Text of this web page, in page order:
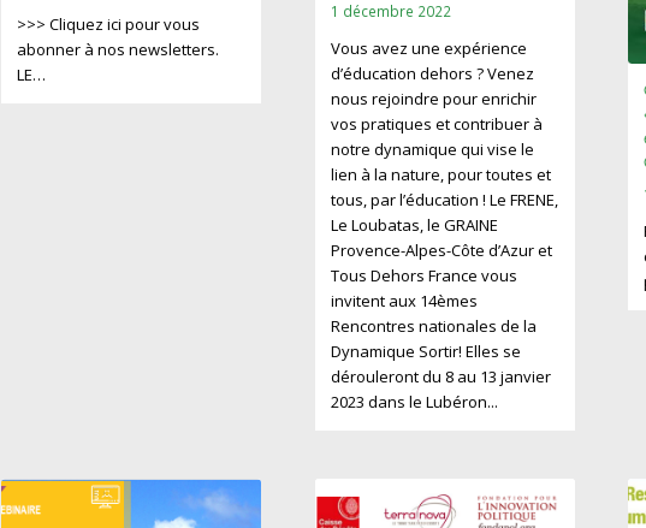
>>> Cliquez ici pour vous
abonner à nos newsletters.
LE…
1 décembre 2022
Vous avez une expérience
d’éducation dehors ? Venez
nous rejoindre pour enrichir
vos pratiques et contribuer à
notre dynamique qui vise le
lien à la nature, pour toutes et
tous, par l’éducation ! Le FRENE,
Le Loubatas, le GRAINE
Provence-Alpes-Côte d’Azur et
Tous Dehors France vous
invitent aux 14èmes
Rencontres nationales de la
Dynamique Sortir! Elles se
dérouleront du 8 au 13 janvier
2023 dans le Lubéron...